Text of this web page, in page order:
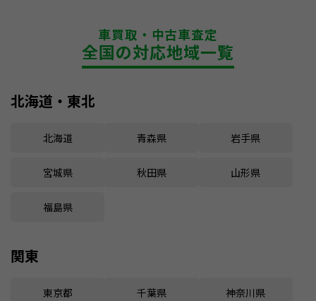
車買取・中古車査定
全国の対応地域一覧
北海道・東北
北海道 青森県 岩手県
宮城県 秋田県 山形県
福島県
関東
東京都 千葉県 神奈川県